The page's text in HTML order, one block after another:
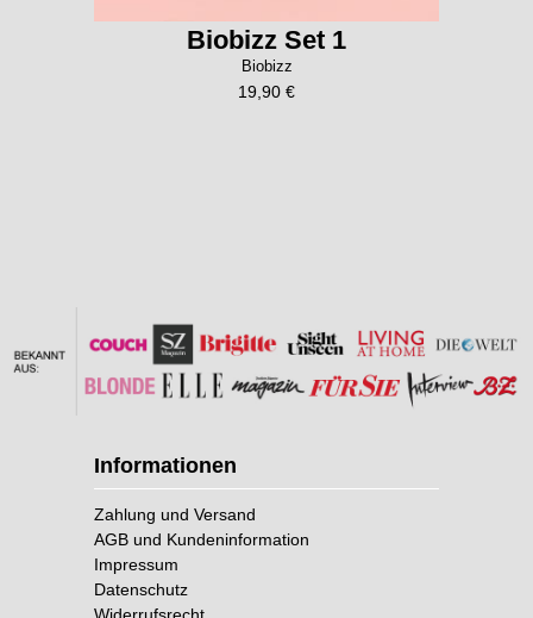
Biobizz Set 1
Biobizz
19,90 €
Informationen
Zahlung und Versand
AGB und Kundeninformation
Impressum
Datenschutz